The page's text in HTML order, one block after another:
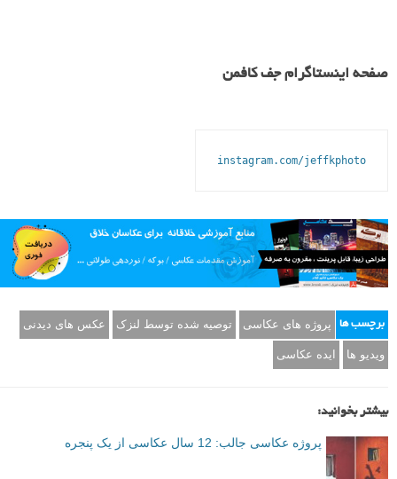
صفحه اینستاگرام جف کافمن
instagram.com/jeffkphoto
برچسب ها پروژه های عکاسی توصیه شده توسط لنزک عکس های دیدنی
ویدیو ها ایده عکاسی
بیشتر بخوانید:
پروژه عکاسی جالب: 12 سال عکاسی از یک پنجره